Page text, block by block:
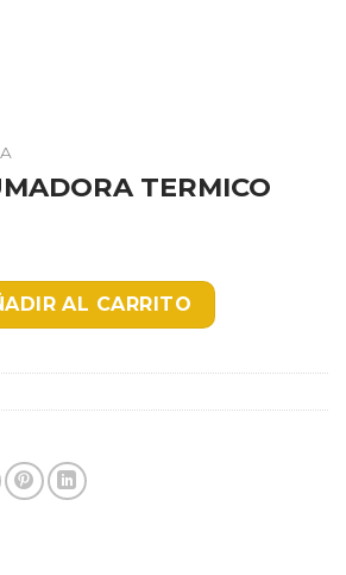
TERMICO
TERMICO 57X10 cantidad
AL CARRITO